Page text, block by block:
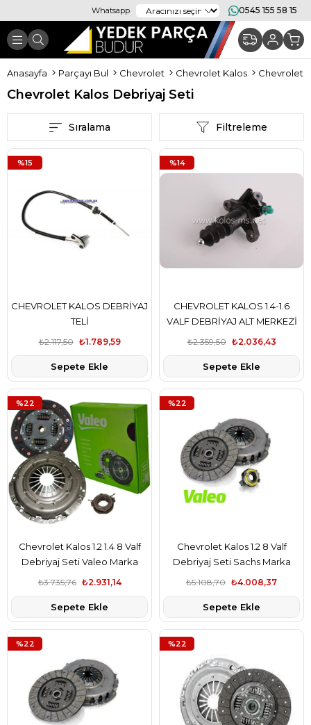
Whatsapp 0545 155 58 15
Anasayfa Parçayı Bul Chevrolet Chevrolet Kalos Chevrolet
Chevrolet Kalos Debriyaj Seti
Filtreleme
Sıralama
CHEVROLET KALOS DEBRİYAJ
TELİ
₺1.789,59
₺2.117,50
Sepete Ekle
%15
CHEVROLET KALOS 1.4-1.6
VALF DEBRİYAJ ALT MERKEZİ
₺2.036,43
₺2.359,50
Sepete Ekle
%14
Chevrolet Kalos 1.2 1.4 8 Valf
Debriyaj Seti Valeo Marka
₺2.931,14
₺3.735,76
Sepete Ekle
%22
Chevrolet Kalos 1.2 8 Valf
Debriyaj Seti Sachs Marka
₺4.008,37
₺5.108,70
Sepete Ekle
%22
%22 %22